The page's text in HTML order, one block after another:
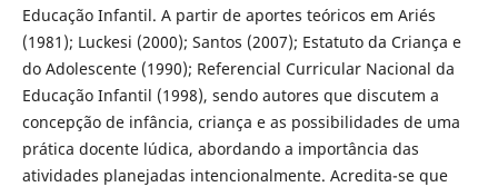
Educação Infantil. A partir de aportes teóricos em Ariés
(1981); Luckesi (2000); Santos (2007); Estatuto da Criança e
do Adolescente (1990); Referencial Curricular Nacional da
Educação Infantil (1998), sendo autores que discutem a
concepção de infância, criança e as possibilidades de uma
prática docente lúdica, abordando a importância das
atividades planejadas intencionalmente. Acredita-se que